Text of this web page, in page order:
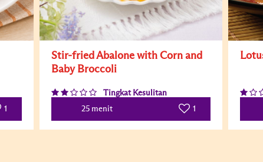
1
Stir-fried Abalone with Corn and
Baby Broccoli
Tingkat Kesulitan
25 menit
1